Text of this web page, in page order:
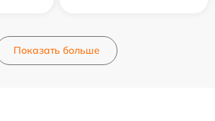
Показать больше